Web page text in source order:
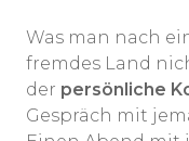
Was man nach
fremdes Land
der persönliche
Gespräch mit